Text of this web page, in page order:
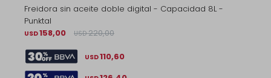
Freidora sin aceite doble digital - Capacidad 8L -
Punktal
USD158,00 USD 220,00
USD110,60